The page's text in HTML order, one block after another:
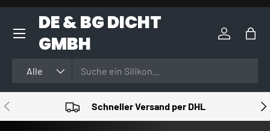
DIREKT ZUM INHALT
DE & BG DICHT
GMBH
Alle
Einloggen
VORHERIGE Schneller Versand per DHL